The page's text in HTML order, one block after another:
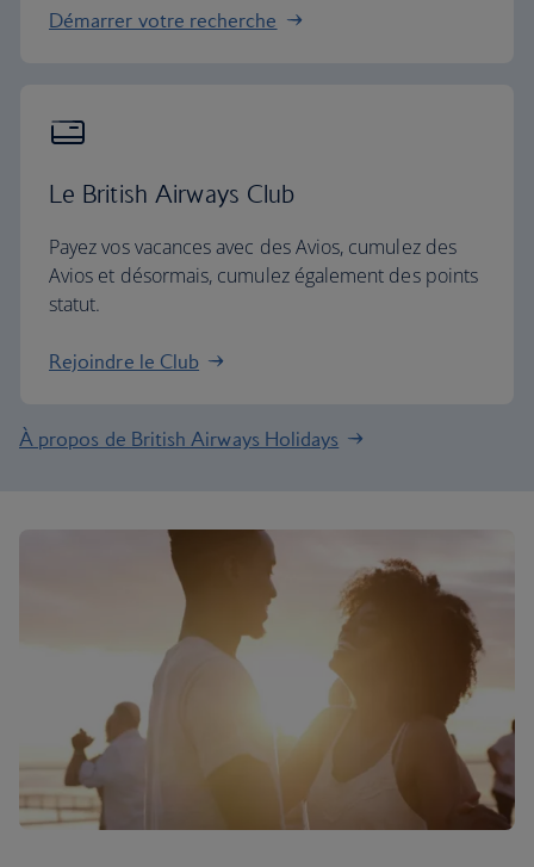
Démarrer votre recherche
Le British Airways Club
Payez vos vacances avec des Avios, cumulez des
Avios et désormais, cumulez également des points
statut.
Rejoindre le Club
À propos de British Airways Holidays